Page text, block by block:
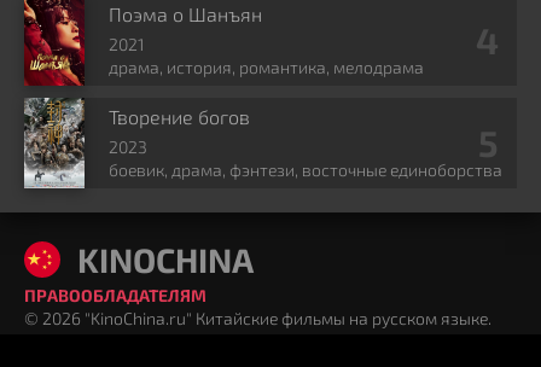
Поэма о Шанъян
2021
драма, история, романтика, мелодрама
Творение богов
2023
боевик, драма, фэнтези, восточные единоборства
KINOCHINA
© 2026 "KinoChina.ru" Китайские фильмы на русском языке.
ПРАВООБЛАДАТЕЛЯМ